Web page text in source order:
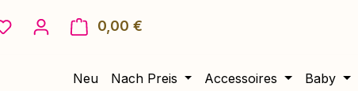
0,00 €
Neu Nach Preis Accessoires Baby